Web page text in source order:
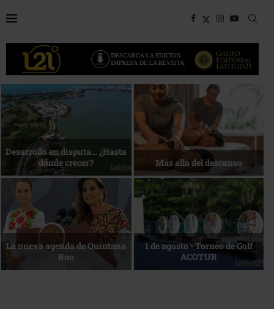
Bottega, un viaje servido a la
mesa
Energía que Impulsa la
competitividad
Reconocimiento de viajeros La esencia del servicio